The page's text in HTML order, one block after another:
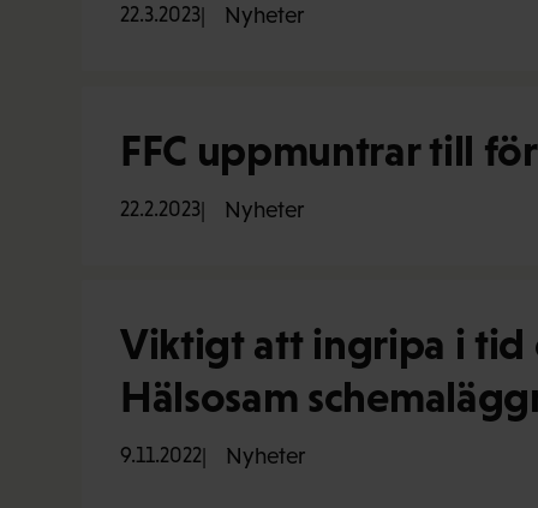
22.3.2023 Nyheter
FFC uppmuntrar till
22.2.2023 Nyheter
Viktigt att ingripa i tid
Hälsosam
9.11.2022 Nyheter